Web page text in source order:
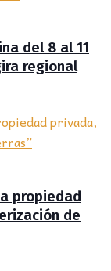
del 8 al 11
regional
propiedad
de